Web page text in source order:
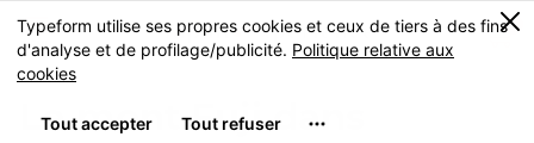
Skip
to
main
MENU
0
Le mont Fuji dans